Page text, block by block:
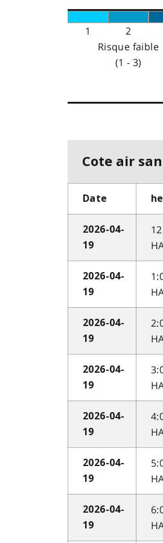
1 2
Risque faible
(1 - 3)
Cote air
Date
2026-04-
19
2026-04-
19
2026-04-
19
2026-04-
19
2026-04-
19
2026-04-
19
2026-04-
19